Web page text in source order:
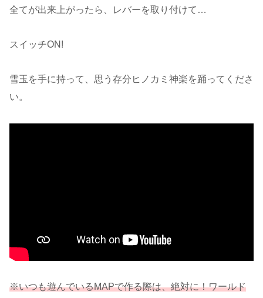
全てが出来上がったら、レバーを取り付けて…
スイッチON!
雪玉を手に持って、思う存分ヒノカミ神楽を踊ってくださ
い。
※いつも遊んでいるMAPで作る際は、絶対に！ワールド